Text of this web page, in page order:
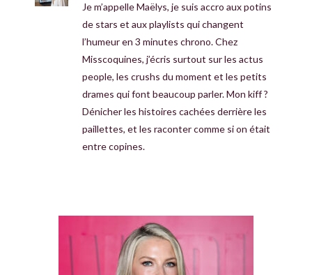
Je m’appelle Maëlys, je suis accro aux potins
de stars et aux playlists qui changent
l’humeur en 3 minutes chrono. Chez
Misscoquines, j’écris surtout sur les actus
people, les crushs du moment et les petits
drames qui font beaucoup parler. Mon kiff ?
Dénicher les histoires cachées derrière les
paillettes, et les raconter comme si on était
entre copines.